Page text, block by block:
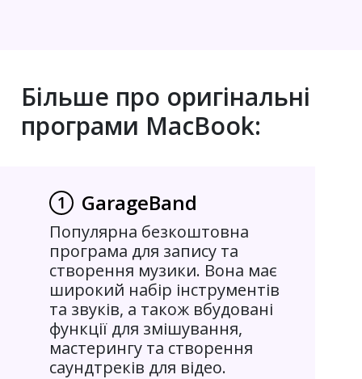
Більше про оригінальні
програми MacBook:
1 GarageBand
Популярна безкоштовна
програма для запису та
створення музики. Вона має
широкий набір інструментів
та звуків, а також вбудовані
функції для змішування,
мастерингу та створення
саундтреків для відео.